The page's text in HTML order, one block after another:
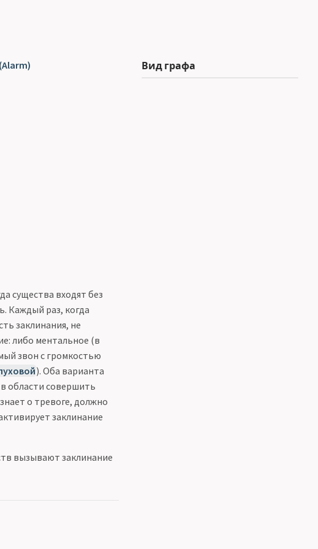
существа входят без
Каждый раз, когда
заклинания, не
либо ментальное (в
звон с громкостью
). Оба варианта
области совершить
о тревоге, должно
заклинание
вызывают заклинание
Вид графа